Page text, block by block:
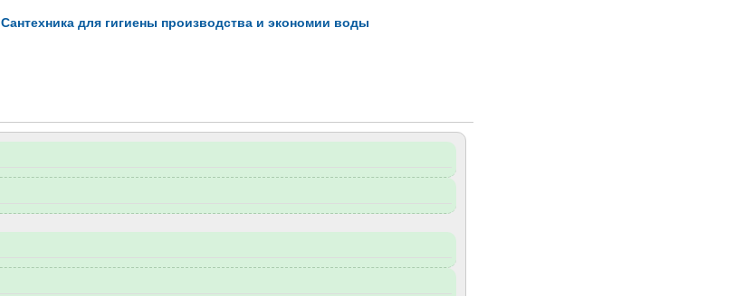
Сантехника для гигиены производства и экономии воды